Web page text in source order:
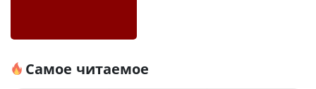
Самое читаемое